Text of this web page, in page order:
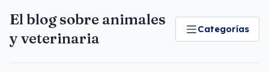
El blog sobre animales
y veterinaria
Categorías